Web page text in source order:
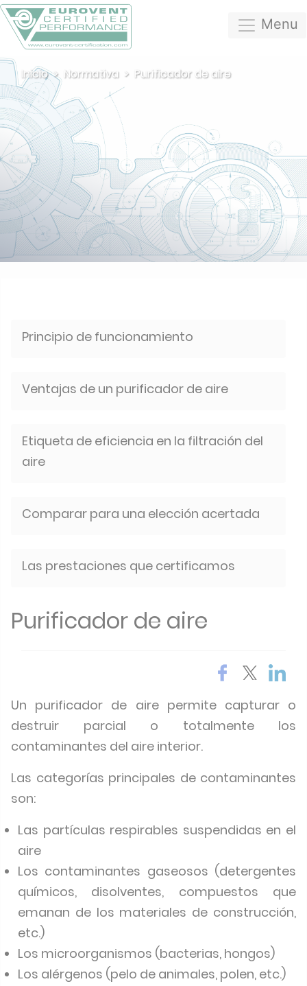
Menu
Inicio Normativa Purificador de aire
Principio de funcionamiento
Ventajas de un purificador de aire
Etiqueta de eficiencia en la filtración del
aire
Comparar para una elección acertada
Las prestaciones que certificamos
Purificador de aire
Un purificador de aire permite capturar o
destruir parcial o totalmente los
contaminantes del aire interior.
Las categorías principales de contaminantes
son:
Las partículas respirables suspendidas en el
aire
Los contaminantes gaseosos (detergentes
químicos, disolventes, compuestos que
emanan de los materiales de construcción,
etc.)
Los microorganismos (bacterias, hongos)
Los alérgenos (pelo de animales, polen, etc.)